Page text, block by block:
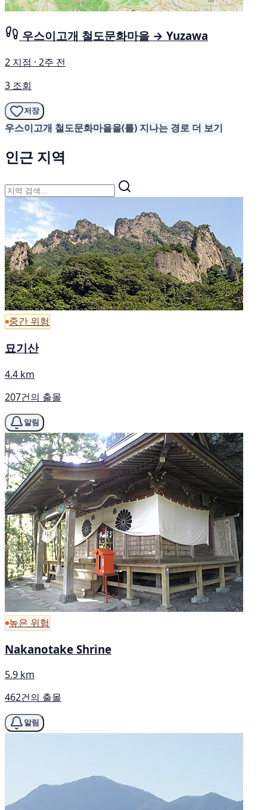
우스이고개 철도문화마을 → Yuzawa
2 지점 · 2주 전
3 조회
저장
우스이고개 철도문화마을을(를) 지나는 경로 더 보기
인근 지역
중간 위험
묘기산
4.4 km
207건의 출몰
알림
높은 위험
Nakanotake Shrine
5.9 km
462건의 출몰
알림